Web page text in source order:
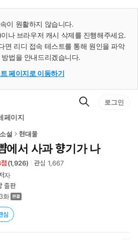
이 원활하지 않습니다.
나 브라우저 캐시 삭제를 진행해주세요.
면 리디 접속 테스트를 통해 원인을 파악
법을 안내드리겠습니다.
페이지로 이동하기
검
로그인
페이지
설 현대물
에서 사과 향기가 나
(1,926) 관심1,667
자
출판
화
심